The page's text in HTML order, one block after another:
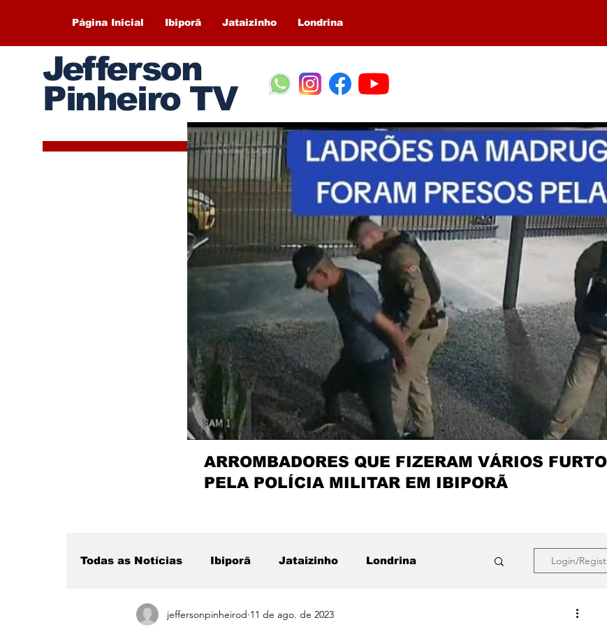
Página Inicial Ibiporã Jataizinho Londrina
Jefferson
Pinheiro TV
ARROMBADORES QUE FIZERAM VÁRIOS
PELA POLÍCIA MILITAR EM IBIPORÃ
Todas as Notícias Ibiporã Jataizinho Londrina
Região Sertanópolis Destaque
Login/
jeffersonpinheirod 11 de ago. de 2023